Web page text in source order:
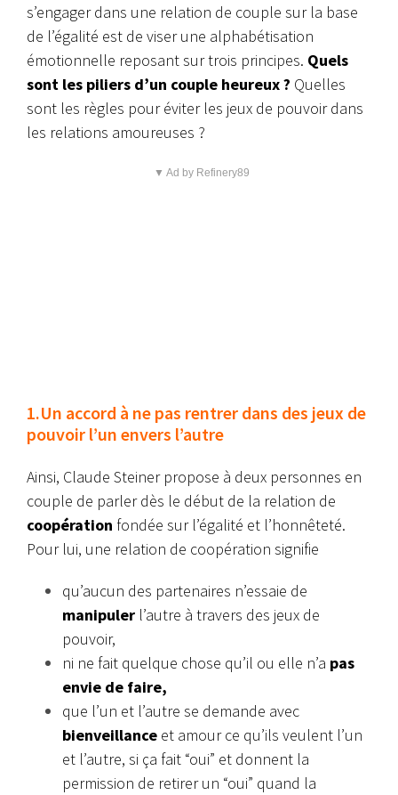
s’engager dans une relation de couple sur la base
de l’égalité est de viser une alphabétisation
émotionnelle reposant sur trois principes. Quels
sont les piliers d’un couple heureux ? Quelles
sont les règles pour éviter les jeux de pouvoir dans
les relations amoureuses ?
▼ Ad by Refinery89
1.Un accord à ne pas rentrer dans des jeux de
pouvoir l’un envers l’autre
Ainsi, Claude Steiner propose à deux personnes en
couple de parler dès le début de la relation de
coopération fondée sur l’égalité et l’honnêteté.
Pour lui, une relation de coopération signifie
qu’aucun des partenaires n’essaie de
manipuler l’autre à travers des jeux de
pouvoir,
ni ne fait quelque chose qu’il ou elle n’a pas
envie de faire,
que l’un et l’autre se demande avec
bienveillance et amour ce qu’ils veulent l’un
et l’autre, si ça fait “oui” et donnent la
permission de retirer un “oui” quand la